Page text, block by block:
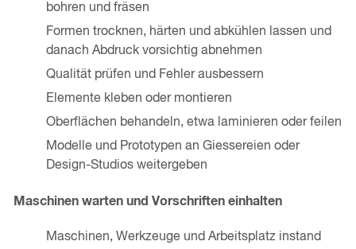
bohren und fräsen
Formen trocknen, härten und abkühlen lassen und
danach Abdruck vorsichtig abnehmen
Qualität prüfen und Fehler ausbessern
Elemente kleben oder montieren
Oberflächen behandeln, etwa laminieren oder feilen
Modelle und Prototypen an Giessereien oder
Design-Studios weitergeben
Maschinen warten und Vorschriften einhalten
Maschinen, Werkzeuge und Arbeitsplatz instand